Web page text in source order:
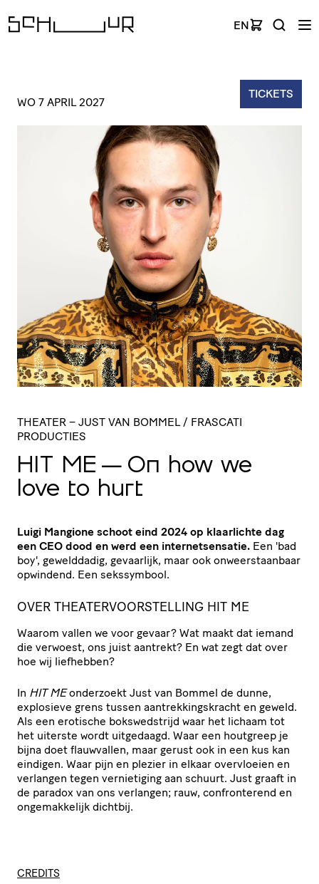
EN
TICKETS
WO 7 APRIL 2027
THEATER – JUST VAN BOMMEL / FRASCATI
PRODUCTIES
HIT ME — On how we
love to hurt
Luigi Mangione schoot eind 2024 op klaarlichte dag
een CEO dood en werd een internetsensatie. Een 'bad
boy', gewelddadig, gevaarlijk, maar ook onweerstaanbaar
opwindend. Een sekssymbool.
OVER THEATERVOORSTELLING HIT ME
Waarom vallen we voor gevaar? Wat maakt dat iemand
die verwoest, ons juist aantrekt? En wat zegt dat over
hoe wij liefhebben?
In HIT MEonderzoekt Just van Bommel de dunne,
explosieve grens tussen aantrekkingskracht en geweld.
Als een erotische bokswedstrijd waar het lichaam tot
het uiterste wordt uitgedaagd. Waar een houtgreep je
bijna doet flauwvallen, maar gerust ook in een kus kan
eindigen. Waar pijn en plezier in elkaar overvloeien en
verlangen tegen vernietiging aan schuurt. Just graaft in
de paradox van ons verlangen; rauw, confronterend en
ongemakkelijk dichtbij.
CREDITS